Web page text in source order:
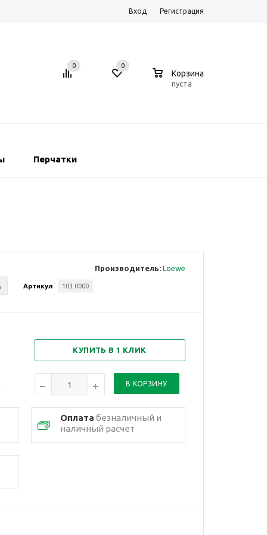
Вход Регистрация
0 0
Корзина
пуста
Перчатки
Производитель: Loewe
Артикул 103.0000
КУПИТЬ В 1 КЛИК
Оплата безналичный и
наличный расчет